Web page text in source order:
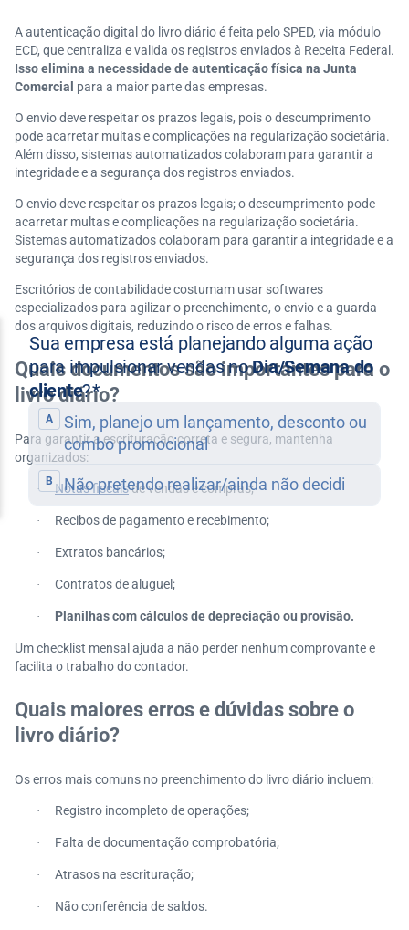
A autenticação digital do livro diário é feita pelo SPED, via módulo
ECD, que centraliza e valida os registros enviados à Receita Federal.
Isso elimina a necessidade de autenticação física na Junta
Comercial para a maior parte das empresas.
O envio deve respeitar os prazos legais, pois o descumprimento
pode acarretar multas e complicações na regularização societária.
Além disso, sistemas automatizados colaboram para garantir a
integridade e a segurança dos registros enviados.
O envio deve respeitar os prazos legais; o descumprimento pode
acarretar multas e complicações na regularização societária.
Sistemas automatizados colaboram para garantir a integridade e a
segurança dos registros enviados.
Escritórios de contabilidade costumam usar softwares
especializados para agilizar o preenchimento, o envio e a guarda
dos arquivos digitais, reduzindo o risco de erros e falhas.
Quais documentos são importantes para o
livro diário?
Para garantir a escrituração correta e segura, mantenha
organizados:
· Notas fiscaisde vendas e compras;
· Recibos de pagamento e recebimento;
· Extratos bancários;
· Contratos de aluguel;
· Planilhas com cálculos de depreciação ou provisão.
Um checklist mensal ajuda a não perder nenhum comprovante e
facilita o trabalho do contador.
Quais maiores erros e dúvidas sobre o
livro diário?
Os erros mais comuns no preenchimento do livro diário incluem:
· Registro incompleto de operações;
· Falta de documentação comprobatória;
· Atrasos na escrituração;
· Não conferência de saldos.